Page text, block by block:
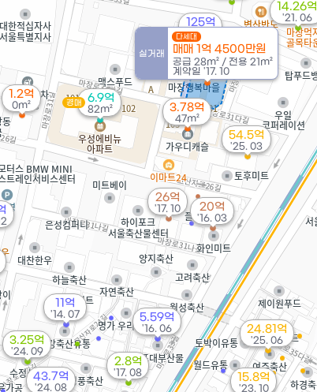
6.9억
82m²
경매
24.81억
'25. 06
54.5억
'25. 03
3.25억
'24. 09
43.7억
'24. 08
3.78억
47m²
15.8억
'23. 10
125억
'21. 08
14.26억
'21. 06
실거래
다세대
매매 1억 4500만원
공급 28m² / 전용 21m²
계약일 '17. 10
26억
'17. 10
2.8억
'17. 08
5.59억
'16. 06
20억
'16. 03
11억
'14. 07
1.2억
0m²